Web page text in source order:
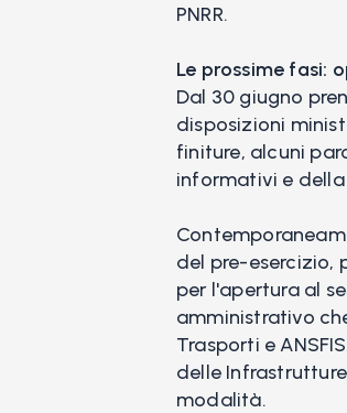
PNRR.
Le prossime fasi:
Dal 30 giugno
disposizioni
finiture, alcuni
informativi e
del pre-esercizio,
per l'apertura al
amministrativo
Trasporti e
delle
modalità.